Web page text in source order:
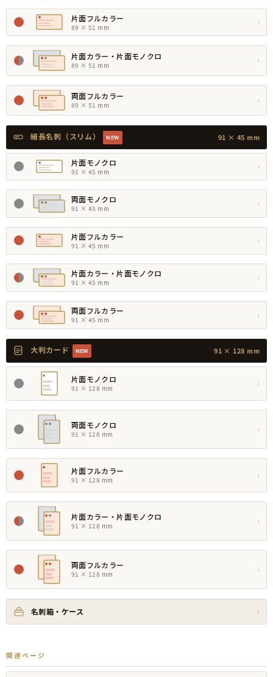
片面フルカラー
89 × 51 mm
›
片面カラー・片面モノクロ
89 × 51 mm
›
両面フルカラー
89 × 51 mm
›
細長名刺（スリム） NEW 91 × 45 mm
片面モノクロ
91 × 45 mm
›
両面モノクロ
91 × 45 mm
›
片面フルカラー
91 × 45 mm
›
片面カラー・片面モノクロ
91 × 45 mm
›
両面フルカラー
91 × 45 mm
›
大判カード NEW 91 × 128 mm
片面モノクロ
91 × 128 mm
›
両面モノクロ
91 × 128 mm
›
片面フルカラー
91 × 128 mm
›
片面カラー・片面モノクロ
91 × 128 mm
›
両面フルカラー
91 × 128 mm
›
名刺箱・ケース ›
関連ページ